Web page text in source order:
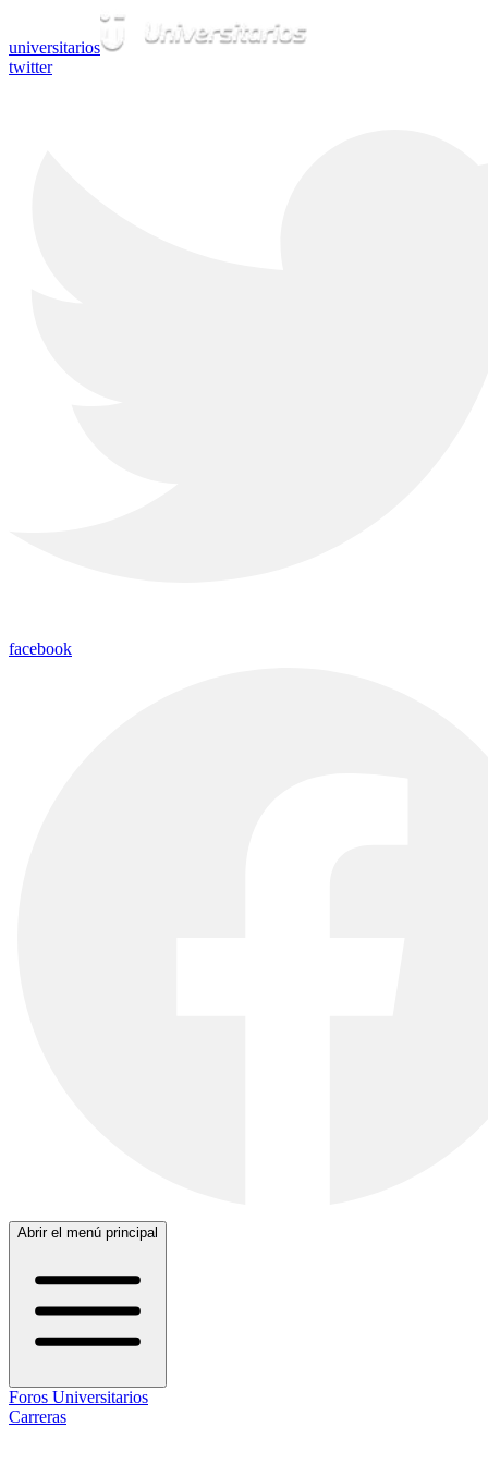
universitarios
twitter
facebook
Abrir el menú principal
Foros Universitarios
Carreras